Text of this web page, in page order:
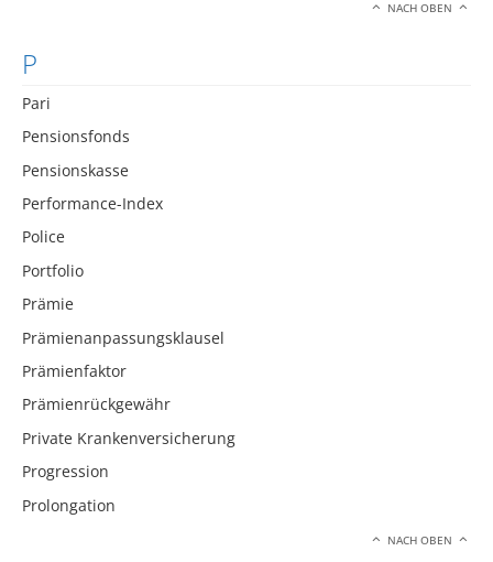
NACH OBEN
P
Pari
Pensionsfonds
Pensionskasse
Performance-Index
Police
Portfolio
Prämie
Prämienanpassungsklausel
Prämienfaktor
Prämienrückgewähr
Private Krankenversicherung
Progression
Prolongation
NACH OBEN